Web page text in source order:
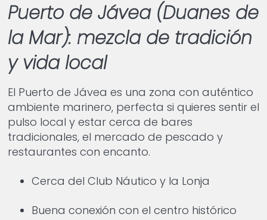
Puerto de Jávea (Duanes de
la Mar): mezcla de tradición
y vida local
El Puerto de Jávea es una zona con auténtico
ambiente marinero, perfecta si quieres sentir el
pulso local y estar cerca de bares
tradicionales, el mercado de pescado y
restaurantes con encanto.
Cerca del Club Náutico y la Lonja
Buena conexión con el centro histórico